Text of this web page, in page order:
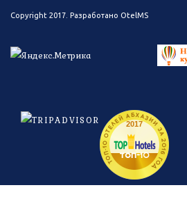
Copyright 2017. Разработано OtelMS
2017
топ-10
ТОП-10 ОТЕЛЕЙ АБХАЗИИ ЗА 2016 ГОД